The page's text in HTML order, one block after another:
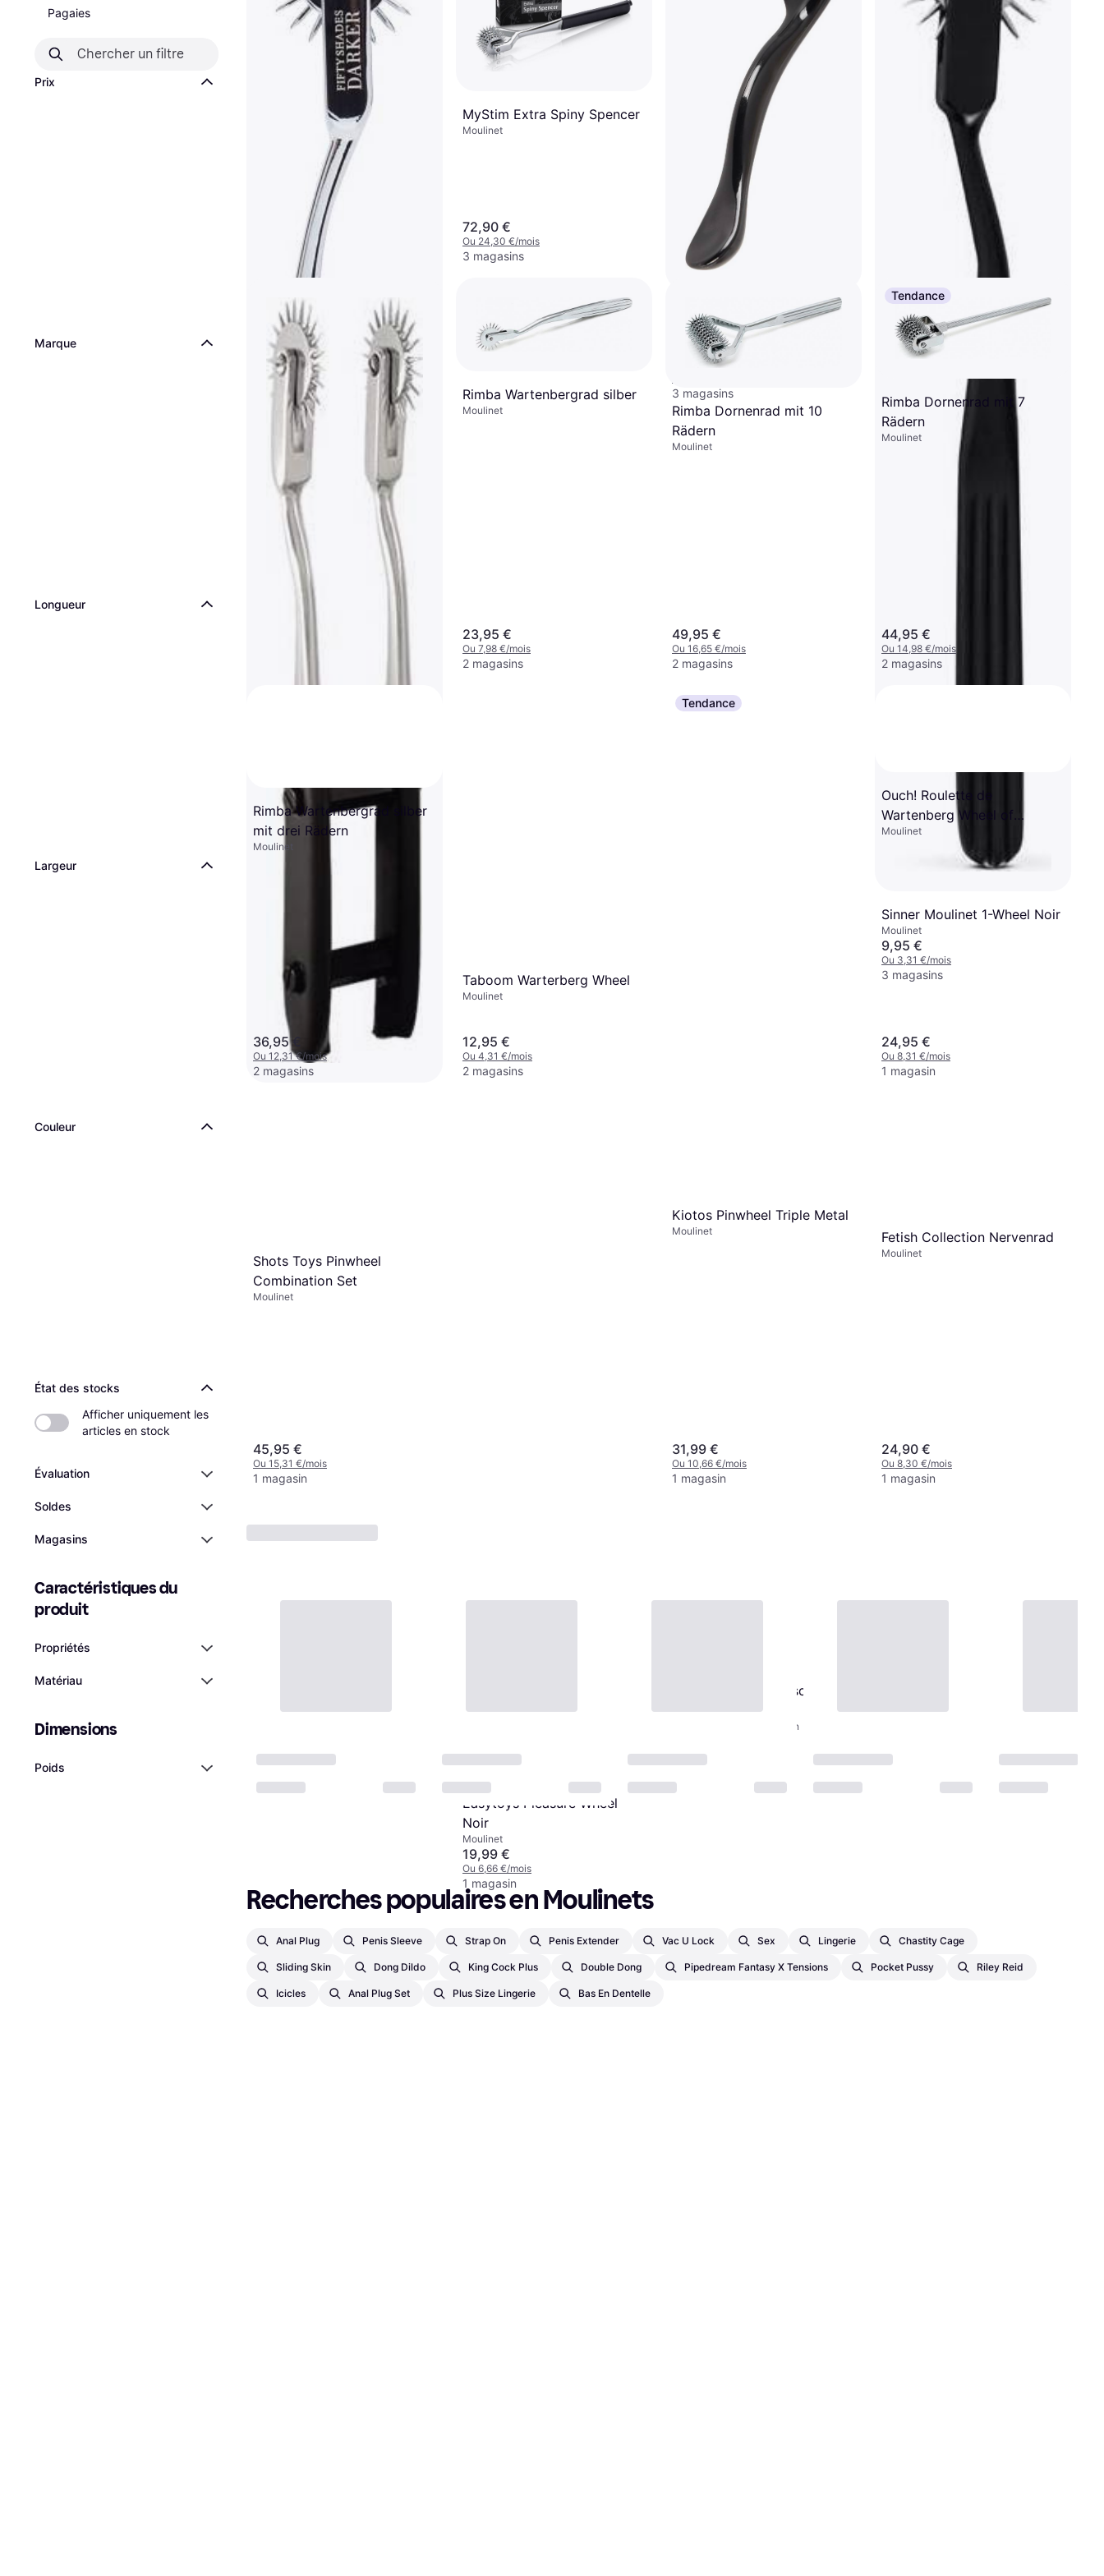
Pagaies
Prix
Marque
Longueur
Largeur
Couleur
État des stocks
Afficher uniquement les
articles en stock
Évaluation
Soldes
Magasins
Caractéristiques du
produit
Propriétés
Matériau
Dimensions
Poids
Ou 5,96 €/mois
4 magasins
MyStim Extra Spiny Spencer
Moulinet
72,90 €
Ou 24,30 €/mois
3 magasins
Fetish Collection Micro
Pinwheel
Moulinet
14,90 €
3 magasins
Sinner Moulinet 1-Wheel Noir
Moulinet
9,95 €
Ou 3,31 €/mois
3 magasins
Rimba Wartenbergrad silber
Moulinet
23,95 €
Ou 7,98 €/mois
2 magasins
Rimba Dornenrad mit 10
Rädern
Moulinet
49,95 €
Ou 16,65 €/mois
2 magasins
Tendance
Rimba Dornenrad mit 7
Rädern
Moulinet
44,95 €
Ou 14,98 €/mois
2 magasins
Rimba Wartenbergrad silber
mit drei Rädern
Moulinet
36,95 €
Ou 12,31 €/mois
2 magasins
Taboom Warterberg Wheel
Moulinet
12,95 €
Ou 4,31 €/mois
2 magasins
Tendance
ElectraStim Elektroschock
Pinwheel
Moulinet, Électrostimulation
2 magasins
Ouch! Roulette de
Wartenberg Wheel of
Pleasure
Moulinet
24,95 €
Ou 8,31 €/mois
1 magasin
Shots Toys Pinwheel
Combination Set
Moulinet
45,95 €
Ou 15,31 €/mois
1 magasin
Easytoys Pleasure Wheel
Noir
Moulinet
19,99 €
Ou 6,66 €/mois
1 magasin
Kiotos Pinwheel Triple Metal
Moulinet
31,99 €
Ou 10,66 €/mois
1 magasin
Fetish Collection Nervenrad
Moulinet
24,90 €
Ou 8,30 €/mois
1 magasin
Recherches populaires en Moulinets
Anal Plug Penis Sleeve Strap On Penis Extender Vac U Lock Sex Lingerie Chastity Cage
Sliding Skin Dong Dildo King Cock Plus Double Dong Pipedream Fantasy X Tensions Pocket Pussy Riley Reid
Icicles Anal Plug Set Plus Size Lingerie Bas En Dentelle